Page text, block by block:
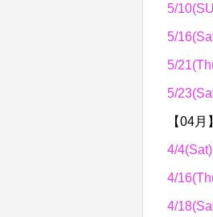
5/
5/
5/
5/
【04月】
4/
4/
4/